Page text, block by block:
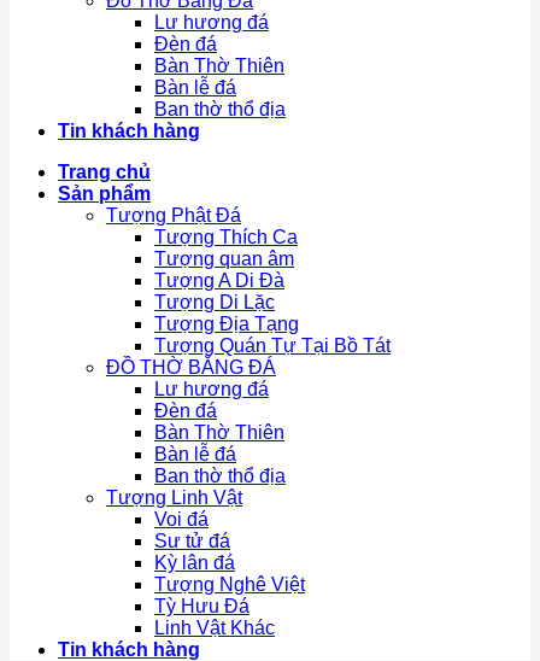
Lư hương đá
Đèn đá
Bàn Thờ Thiên
Bàn lễ đá
Ban thờ thổ địa
Tin khách hàng
Trang chủ
Sản phẩm
Tượng Phật Đá
Tượng Thích Ca
Tượng quan âm
Tượng A Di Đà
Tượng Di Lặc
Tượng Địa Tạng
Tượng Quán Tự Tại Bồ Tát
ĐỒ THỜ BẰNG ĐÁ
Lư hương đá
Đèn đá
Bàn Thờ Thiên
Bàn lễ đá
Ban thờ thổ địa
Tượng Linh Vật
Voi đá
Sư tử đá
Kỳ lân đá
Tượng Nghê Việt
Tỳ Hưu Đá
Linh Vật Khác
Tin khách hàng